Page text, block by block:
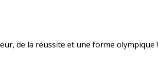
de la réussite et une forme olympique !